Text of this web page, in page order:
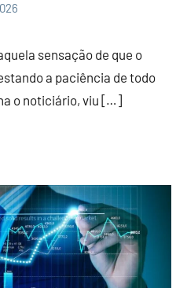
sensação de que o
a paciência de todo
o noticiário, viu […]